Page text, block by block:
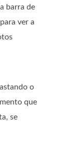
barra de
ver a
o
que
se